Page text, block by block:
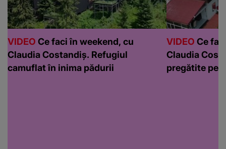
VIDEO Ce faci în weekend, cu
Claudia Costandiș. Refugiul
camuflat în inima pădurii
VIDEO Ce
Claudia
pregătite